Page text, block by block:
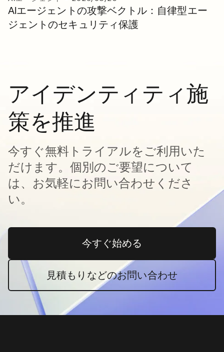
AIエージェントの攻撃ベクトル：自律型エー
ジェントのセキュリティ保護
アイデンティティ施
策を推進
今すぐ無料トライアルをご利用いた
だけます。個別のご要望について
は、お気軽にお問い合わせくださ
い。
今すぐ始める新しいタブで開く
見積もりなどのお問い合わせ